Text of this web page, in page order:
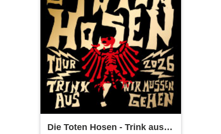
Die Toten Hosen - Trink aus!